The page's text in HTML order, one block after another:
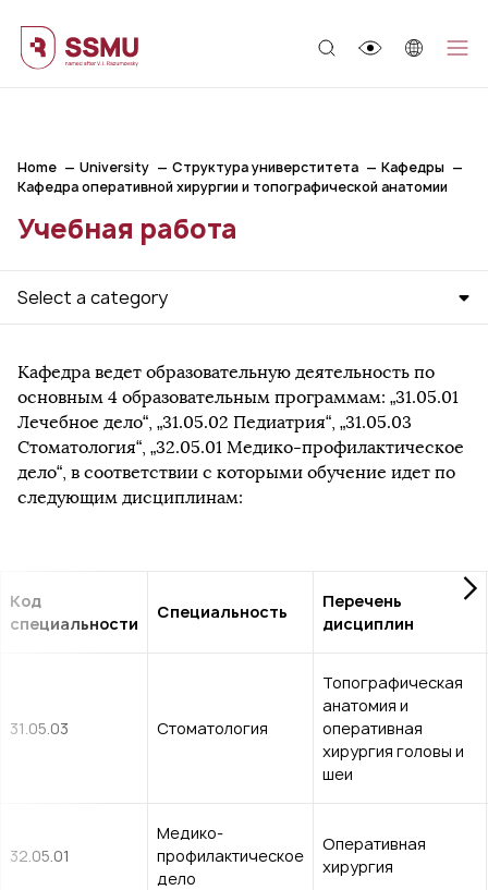
Home University Структура универститета
Кафедры
Кафедра оперативной хирургии и топографической анатомии
Учебная работа
Select a category
Кафедра ведет образовательную деятельность по
основным 4 образовательным программам: „31.05.01
Лечебное дело“, „31.05.02 Педиатрия“, „31.05.03
Стоматология“, „32.05.01 Медико-профилактическое
дело“, в соответствии с которыми обучение идет по
следующим дисциплинам:
Код
специальности
Специальность
Перечень
дисциплин
31.05.03 Стоматология
Топографическая
анатомия и
оперативная
хирургия головы и
шеи
32.05.01
Медико-
профилактическое
дело
Оперативная
хирургия